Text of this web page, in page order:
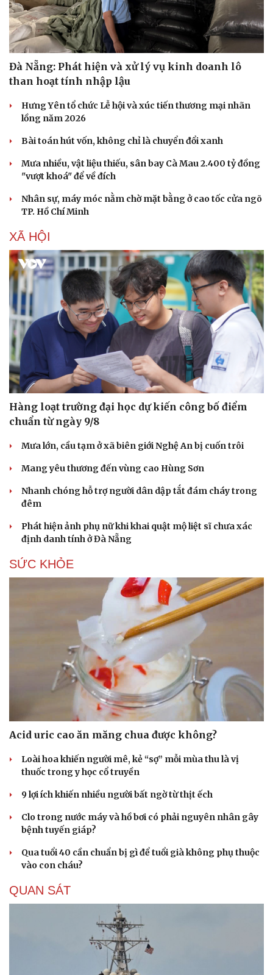
Du lịch
Tư vấn
check-in
Podcast
Cửa sổ tình yêu
Đà Nẵng: Phát hiện và xử lý vụ kinh doanh lô
than hoạt tính nhập lậu
Hưng Yên tổ chức Lễ hội và xúc tiến thương mại nhãn
lồng năm 2026
Bài toán hút vốn, không chỉ là chuyển đổi xanh
Mưa nhiều, vật liệu thiếu, sân bay Cà Mau 2.400 tỷ đồng
"vượt khoá" để về đích
Nhân sự, máy móc nằm chờ mặt bằng ở cao tốc cửa ngõ
TP. Hồ Chí Minh
XÃ HỘI
Hàng loạt trường đại học dự kiến công bố điểm
chuẩn từ ngày 9/8
Mưa lớn, cầu tạm ở xã biên giới Nghệ An bị cuốn trôi
Mang yêu thương đến vùng cao Hùng Sơn
Nhanh chóng hỗ trợ người dân dập tắt đám cháy trong
đêm
Phát hiện ảnh phụ nữ khi khai quật mộ liệt sĩ chưa xác
định danh tính ở Đà Nẵng
SỨC KHỎE
Acid uric cao ăn măng chua được không?
Loài hoa khiến người mê, kẻ “sợ” mỗi mùa thu là vị
thuốc trong y học cổ truyền
9 lợi ích khiến nhiều người bất ngờ từ thịt ếch
Clo trong nước máy và hồ bơi có phải nguyên nhân gây
bệnh tuyến giáp?
Qua tuổi 40 cần chuẩn bị gì để tuổi già không phụ thuộc
vào con cháu?
QUAN SÁT